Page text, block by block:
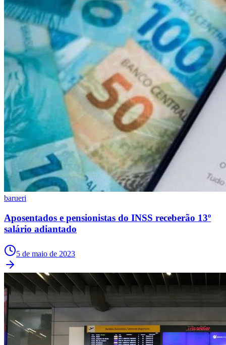
Para Sua Empresa
Anuncie Regional
Guia de Empresas
Vagas na Região
Novo
Hub de Negócios
Guia Comercial
Selo Verificado
Portal Educacional
Agenda de Vestibulares
Vagas de Emprego
Concursos
Panorama Econômico
Panorama Econômico
Para Sua Empresa
Anuncie no Portal
Verificar Empresa
Anunciar Vagas
Publicidade Legal
NBA
UFC
MLB
NHL
Atletismo
Vôlei
NBB
Competições de Futebol
barueri
Aposentados e pensionistas do INSS receberão 13º
salário adiantado
5 de maio de 2023